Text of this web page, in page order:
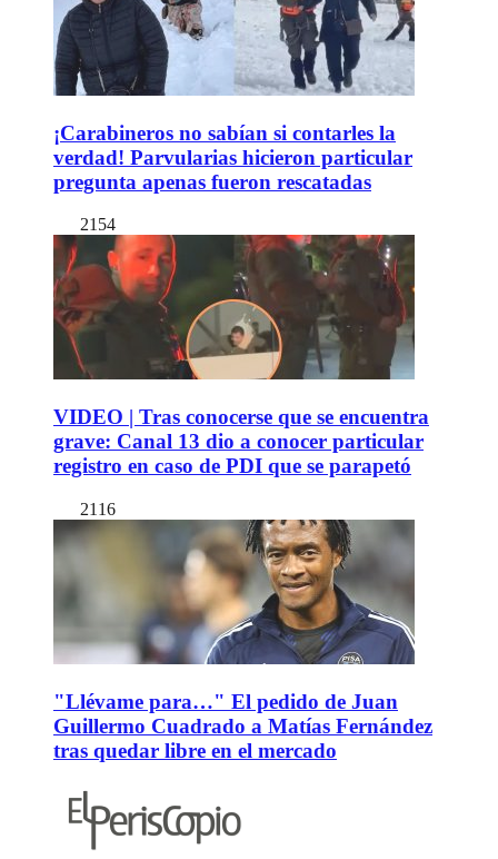
¡Carabineros no sabían si contarles la
verdad! Parvularias hicieron particular
pregunta apenas fueron rescatadas
2154
VIDEO | Tras conocerse que se encuentra
grave: Canal 13 dio a conocer particular
registro en caso de PDI que se parapetó
2116
"Llévame para…" El pedido de Juan
Guillermo Cuadrado a Matías Fernández
tras quedar libre en el mercado